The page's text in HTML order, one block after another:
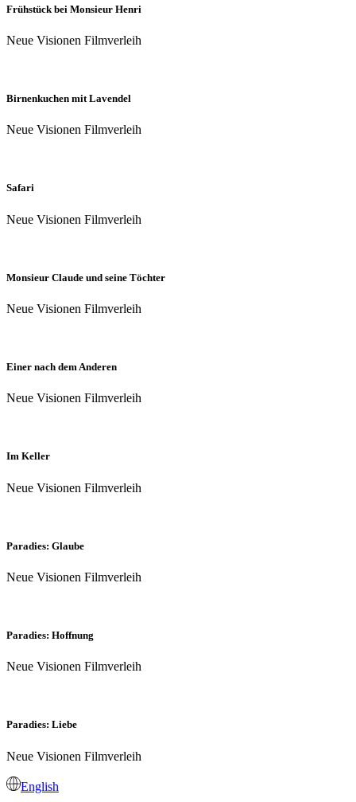
Frühstück bei Monsieur Henri
Neue Visionen Filmverleih
Birnenkuchen mit Lavendel
Neue Visionen Filmverleih
Safari
Neue Visionen Filmverleih
Monsieur Claude und seine Töchter
Neue Visionen Filmverleih
Einer nach dem Anderen
Neue Visionen Filmverleih
Im Keller
Neue Visionen Filmverleih
Paradies: Glaube
Neue Visionen Filmverleih
Paradies: Hoffnung
Neue Visionen Filmverleih
Paradies: Liebe
Neue Visionen Filmverleih
English